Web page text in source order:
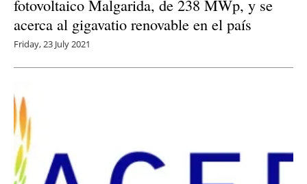
fotovoltaico Malgarida, de 238 MWp, y se
acerca al gigavatio renovable en el país
Friday, 23 July 2021